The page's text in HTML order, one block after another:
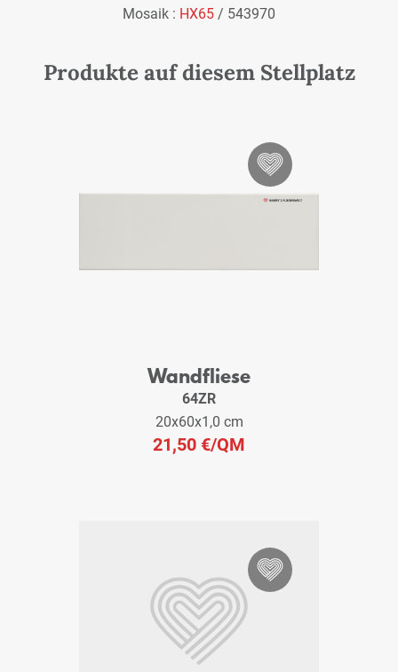
Mosaik : HX65 / 543970
Produkte auf diesem Stellplatz
Wandfliese
64ZR
20x60x1,0 cm
21,50 €/QM